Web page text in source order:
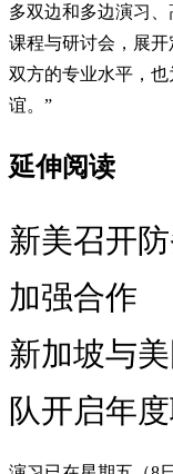
多双边和多边演习
课程与研讨会，展
双方的专业水平，
谊。”
延伸阅读
新美召开
加强合作
新加坡与
队开启年